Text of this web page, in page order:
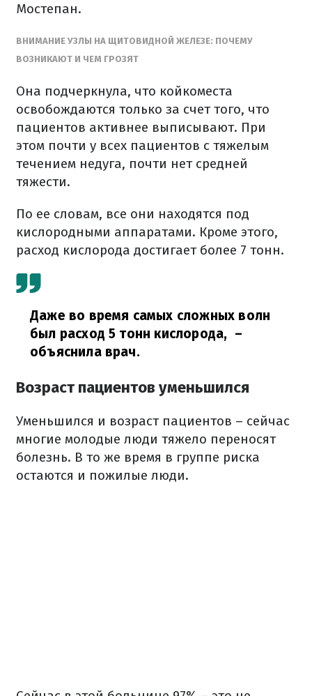
Мостепан.
ВНИМАНИЕ УЗЛЫ НА ЩИТОВИДНОЙ ЖЕЛЕЗЕ: ПОЧЕМУ
ВОЗНИКАЮТ И ЧЕМ ГРОЗЯТ
Она подчеркнула, что койкоместа
освобождаются только за счет того, что
пациентов активнее выписывают. При
этом почти у всех пациентов с тяжелым
течением недуга, почти нет средней
тяжести.
По ее словам, все они находятся под
кислородными аппаратами. Кроме этого,
расход кислорода достигает более 7 тонн.
Даже во время самых сложных волн
был расход 5 тонн кислорода, –
объяснила врач.
Возраст пациентов уменьшился
Уменьшился и возраст пациентов – сейчас
многие молодые люди тяжело переносят
болезнь. В то же время в группе риска
остаются и пожилые люди.